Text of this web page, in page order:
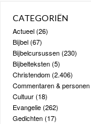
CATEGORIËN
Actueel(26)
Bijbel(67)
Bijbelcursussen(230)
Bijbelteksten(5)
Christendom(2.406)
Commentaren & personen
Cultuur(18)
Evangelie(262)
Gedichten(17)